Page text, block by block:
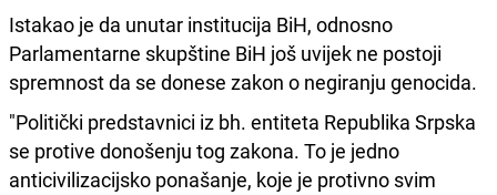
Istakao je da unutar institucija BiH, odnosno
Parlamentarne skupštine BiH još uvijek ne postoji
spremnost da se donese zakon o negiranju genocida.
"Politički predstavnici iz bh. entiteta Republika Srpska
se protive donošenju tog zakona. To je jedno
anticivilizacijsko ponašanje, koje je protivno svim